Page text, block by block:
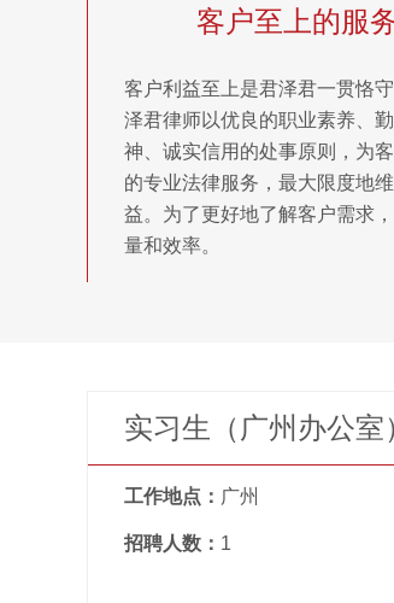
客户至上的服
客户利益至上是君泽君一贯恪
泽君律师以优良的职业素养、
神、诚实信用的处事原则，为
的专业法律服务，最大限度地
益。为了更好地了解客户需求
量和效率。
实习生（广州办公室
工作地点： 广州
招聘人数： 1